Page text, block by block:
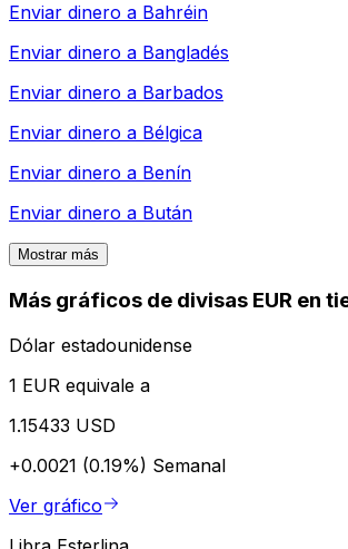
Enviar dinero a Bahréin
Enviar dinero a Bangladés
Enviar dinero a Barbados
Enviar dinero a Bélgica
Enviar dinero a Benín
Enviar dinero a Bután
Mostrar más
Más gráficos de divisas EUR en
Dólar estadounidense
1 EUR equivale a
1.15433 USD
+0.0021 (0.19%) Semanal
Ver gráfico